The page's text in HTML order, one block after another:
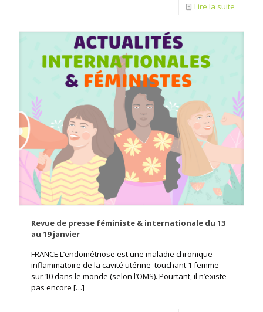
Lire la suite
Revue de presse féministe & internationale du 13
au 19 janvier
FRANCE L’endométriose est une maladie chronique
inflammatoire de la cavité utérine touchant 1 femme
sur 10 dans le monde (selon l’OMS). Pourtant, il n’existe
pas encore […]